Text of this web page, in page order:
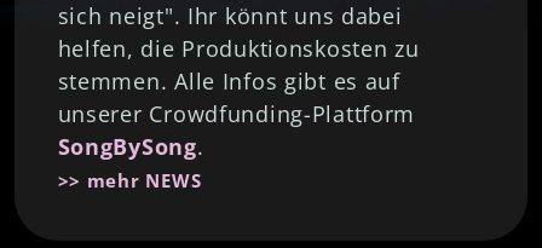
sich neigt". Ihr könnt uns dabei
helfen, die Produktionskosten zu
stemmen. Alle Infos gibt es auf
unserer Crowdfunding-Plattform
SongBySong.
>> mehr NEWS